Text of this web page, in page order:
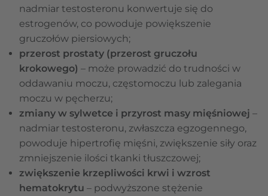
nadmiar testosteronu konwertuje się do
estrogenów, co powoduje powiększenie
gruczołów piersiowych;
przerost prostaty (przerost gruczołu
krokowego) – może prowadzić do trudności w
oddawaniu moczu, częstomoczu lub zalegania
moczu w pęcherzu;
zmiany w sylwetce i przyrost masy mięśniowej –
nadmiar testosteronu, zwłaszcza egzogennego,
powoduje hipertrofię mięśni, zwiększenie siły oraz
zmniejszenie ilości tkanki tłuszczowej;
zwiększenie krzepliwości krwi i wzrost
hematokrytu – podwyższone stężenie